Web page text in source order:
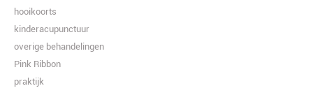
hooikoorts
kinderacupunctuur
overige behandelingen
Pink Ribbon
praktijk